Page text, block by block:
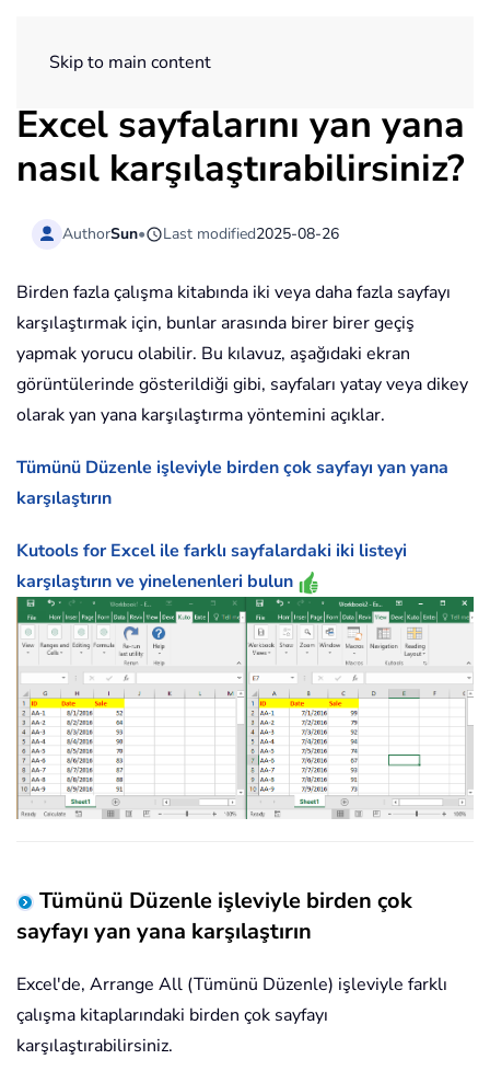
Skip to main content
Excel sayfalarını yan yana
nasıl karşılaştırabilirsiniz?
AuthorSun• Last modified2025-08-26
Birden fazla çalışma kitabında iki veya daha fazla sayfayı
karşılaştırmak için, bunlar arasında birer birer geçiş
yapmak yorucu olabilir. Bu kılavuz, aşağıdaki ekran
görüntülerinde gösterildiği gibi, sayfaları yatay veya dikey
olarak yan yana karşılaştırma yöntemini açıklar.
Tümünü Düzenle işleviyle birden çok sayfayı yan yana
karşılaştırın
Kutools for Excel ile farklı sayfalardaki iki listeyi
karşılaştırın ve yinelenenleri bulun
Tümünü Düzenle işleviyle birden çok
sayfayı yan yana karşılaştırın
Excel'de, Arrange All (Tümünü Düzenle) işleviyle farklı
çalışma kitaplarındaki birden çok sayfayı
karşılaştırabilirsiniz.